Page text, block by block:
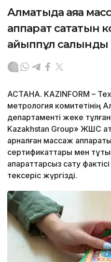
Алматыда аяққа
аппарат сататын
айыппұл салынды
АСТАНА. KAZINFORM –
метрология комитетінің
департаменті жеке
Kazakhstan Group» ЖШС
арналған массаж
сертификаттары мен
ақпараттарсыз сату
тексеріс жүргізді.